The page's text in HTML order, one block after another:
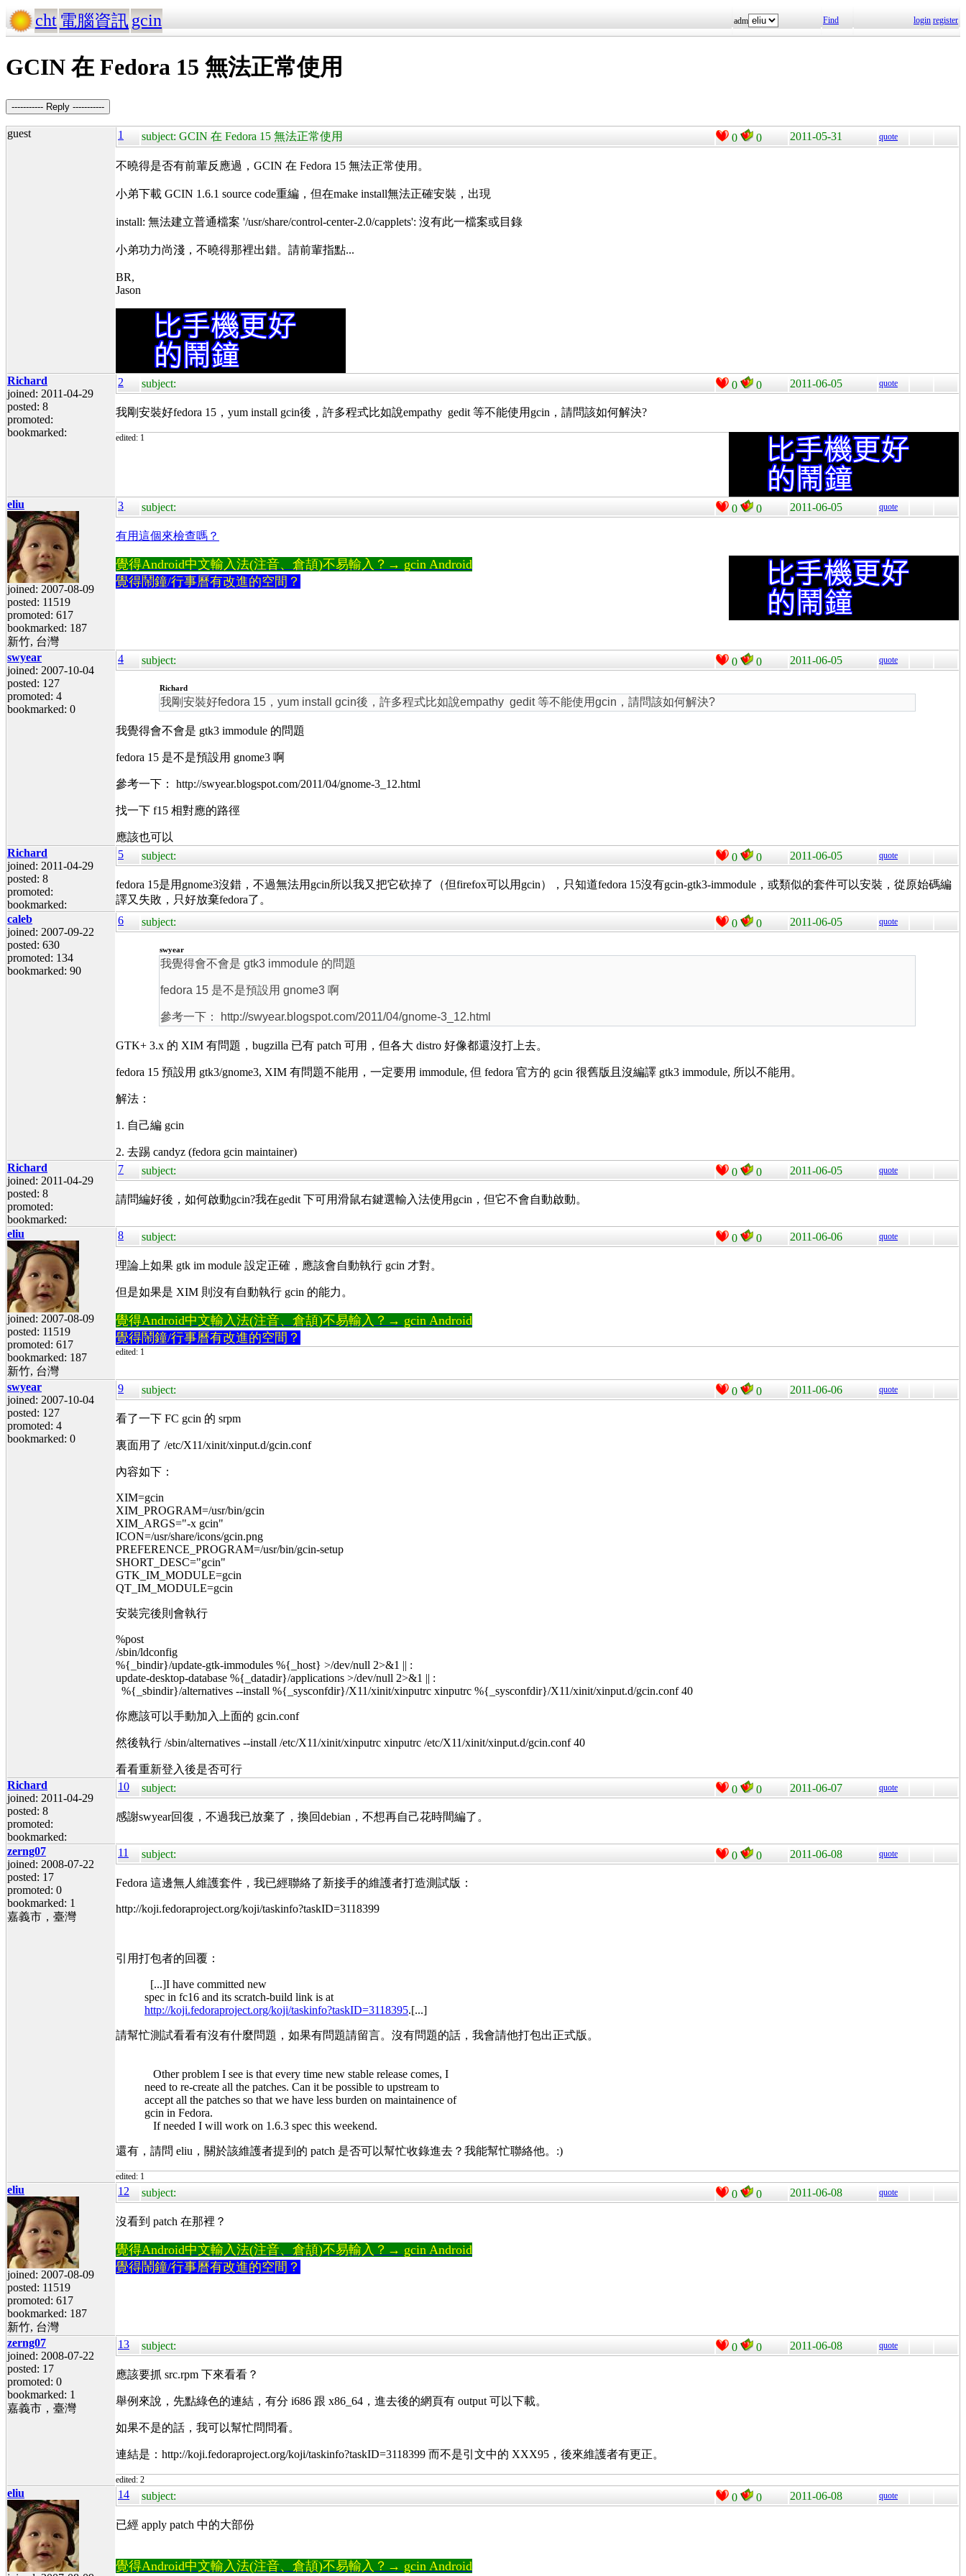
cht 電腦資訊 gcin adm Find login register
GCIN 在 Fedora 15 無法正常使用
----------- Reply -----------
guest 1 subject: GCIN 在 Fedora 15 無法正常使用 0 0 2011-05-31 quote
不曉得是否有前輩反應過，GCIN 在 Fedora 15 無法正常使用。
小弟下載 GCIN 1.6.1 source code重編，但在make install無法正確安裝，出現
install: 無法建立普通檔案 '/usr/share/control-center-2.0/capplets': 沒有此一檔案或目錄
小弟功力尚淺，不曉得那裡出錯。請前輩指點...
BR,
Jason
Richard
joined: 2011-04-29
posted: 8
promoted:
bookmarked:
2 subject: 0 0 2011-06-05 quote
我剛安裝好fedora 15，yum install gcin後，許多程式比如說empathy gedit 等不能使用gcin，請問該如何解決?
edited: 1
eliu
joined: 2007-08-09
posted: 11519
promoted: 617
bookmarked: 187
新竹, 台灣
3 subject: 0 0 2011-06-05 quote
有用這個來檢查嗎？
覺得Android中文輸入法(注音、倉頡)不易輸入？→ gcin Android
覺得鬧鐘/行事曆有改進的空間？
swyear
joined: 2007-10-04
posted: 127
promoted: 4
bookmarked: 0
4 subject: 0 0 2011-06-05 quote
Richard
我剛安裝好fedora 15，yum install gcin後，許多程式比如說empathy gedit 等不能使用gcin，請問該如何解決?
我覺得會不會是 gtk3 immodule 的問題
fedora 15 是不是預設用 gnome3 啊
參考一下： http://swyear.blogspot.com/2011/04/gnome-3_12.html
找一下 f15 相對應的路徑
應該也可以
Richard
joined: 2011-04-29
posted: 8
promoted:
bookmarked:
5 subject: 0 0 2011-06-05 quote
fedora 15是用gnome3沒錯，不過無法用gcin所以我又把它砍掉了（但firefox可以用gcin），只知道fedora 15沒有gcin-gtk3-immodule，或類似的套件可以安裝，從原始碼編
譯又失敗，只好放棄fedora了。
caleb
joined: 2007-09-22
posted: 630
promoted: 134
bookmarked: 90
6 subject: 0 0 2011-06-05 quote
swyear
我覺得會不會是 gtk3 immodule 的問題
fedora 15 是不是預設用 gnome3 啊
參考一下： http://swyear.blogspot.com/2011/04/gnome-3_12.html
GTK+ 3.x 的 XIM 有問題，bugzilla 已有 patch 可用，但各大 distro 好像都還沒打上去。
fedora 15 預設用 gtk3/gnome3, XIM 有問題不能用，一定要用 immodule, 但 fedora 官方的 gcin 很舊版且沒編譯 gtk3 immodule, 所以不能用。
解法：
1. 自己編 gcin
2. 去踢 candyz (fedora gcin maintainer)
Richard
joined: 2011-04-29
posted: 8
promoted:
bookmarked:
7 subject: 0 0 2011-06-05 quote
請問編好後，如何啟動gcin?我在gedit 下可用滑鼠右鍵選輸入法使用gcin，但它不會自動啟動。
eliu
joined: 2007-08-09
posted: 11519
promoted: 617
bookmarked: 187
新竹, 台灣
8 subject: 0 0 2011-06-06 quote
理論上如果 gtk im module 設定正確，應該會自動執行 gcin 才對。
但是如果是 XIM 則沒有自動執行 gcin 的能力。
覺得Android中文輸入法(注音、倉頡)不易輸入？→ gcin Android
覺得鬧鐘/行事曆有改進的空間？
edited: 1
swyear
joined: 2007-10-04
posted: 127
promoted: 4
bookmarked: 0
9 subject: 0 0 2011-06-06 quote
看了一下 FC gcin 的 srpm
裏面用了 /etc/X11/xinit/xinput.d/gcin.conf
內容如下：
XIM=gcin
XIM_PROGRAM=/usr/bin/gcin
XIM_ARGS="-x gcin"
ICON=/usr/share/icons/gcin.png
PREFERENCE_PROGRAM=/usr/bin/gcin-setup
SHORT_DESC="gcin"
GTK_IM_MODULE=gcin
QT_IM_MODULE=gcin
安裝完後則會執行
%post
/sbin/ldconfig
%{_bindir}/update-gtk-immodules %{_host} >/dev/null 2>&1 || :
update-desktop-database %{_datadir}/applications >/dev/null 2>&1 || :
%{_sbindir}/alternatives --install %{_sysconfdir}/X11/xinit/xinputrc xinputrc %{_sysconfdir}/X11/xinit/xinput.d/gcin.conf 40
你應該可以手動加入上面的 gcin.conf
然後執行 /sbin/alternatives --install /etc/X11/xinit/xinputrc xinputrc /etc/X11/xinit/xinput.d/gcin.conf 40
看看重新登入後是否可行
Richard
joined: 2011-04-29
posted: 8
promoted:
bookmarked:
10 subject: 0 0 2011-06-07 quote
感謝swyear回復，不過我已放棄了，換回debian，不想再自己花時間編了。
zerng07
joined: 2008-07-22
posted: 17
promoted: 0
bookmarked: 1
嘉義市，臺灣
11 subject: 0 0 2011-06-08 quote
Fedora 這邊無人維護套件，我已經聯絡了新接手的維護者打造測試版：
http://koji.fedoraproject.org/koji/taskinfo?taskID=3118399
引用打包者的回覆：
[...]I have committed new
spec in fc16 and its scratch-build link is at
http://koji.fedoraproject.org/koji/taskinfo?taskID=3118395.[...]
請幫忙測試看看有沒有什麼問題，如果有問題請留言。沒有問題的話，我會請他打包出正式版。
Other problem I see is that every time new stable release comes, I
need to re-create all the patches. Can it be possible to upstream to
accept all the patches so that we have less burden on maintainence of
gcin in Fedora.
If needed I will work on 1.6.3 spec this weekend.
還有，請問 eliu，關於該維護者提到的 patch 是否可以幫忙收錄進去？我能幫忙聯絡他。:)
edited: 1
eliu
joined: 2007-08-09
posted: 11519
promoted: 617
bookmarked: 187
新竹, 台灣
12 subject: 0 0 2011-06-08 quote
沒看到 patch 在那裡？
覺得Android中文輸入法(注音、倉頡)不易輸入？→ gcin Android
覺得鬧鐘/行事曆有改進的空間？
zerng07
joined: 2008-07-22
posted: 17
promoted: 0
bookmarked: 1
嘉義市，臺灣
13 subject: 0 0 2011-06-08 quote
應該要抓 src.rpm 下來看看？
舉例來說，先點綠色的連結，有分 i686 跟 x86_64，進去後的網頁有 output 可以下載。
如果不是的話，我可以幫忙問問看。
連結是：http://koji.fedoraproject.org/koji/taskinfo?taskID=3118399 而不是引文中的 XXX95，後來維護者有更正。
edited: 2
eliu 14 subject: 0 0 2011-06-08 quote
已經 apply patch 中的大部份
覺得Android中文輸入法(注音、倉頡)不易輸入？→ gcin Android